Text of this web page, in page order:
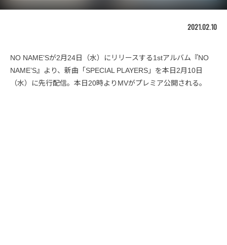
2021.02.10
NO NAME’Sが2月24日（水）にリリースする1stアルバム『NO
NAME’S』より、新曲「SPECIAL PLAYERS」を本日2月10日
（水）に先行配信。本日20時よりMVがプレミア公開される。